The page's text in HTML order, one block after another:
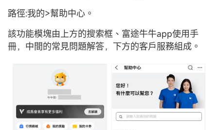
路徑:我的>幫助中心。
該功能模塊由上方的搜索框、富途牛牛app使用手
冊，中間的常見問題解答，下方的客戶服務組成。